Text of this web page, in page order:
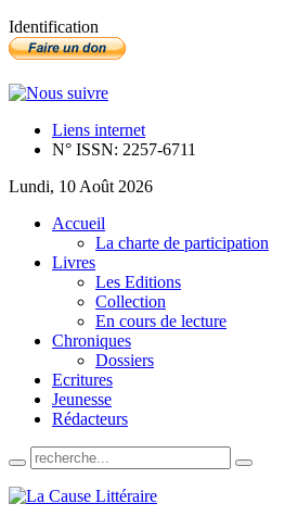
Identification
Liens internet
N° ISSN: 2257-6711
Lundi, 10 Août 2026
Accueil
La charte de participation
Livres
Les Editions
Collection
En cours de lecture
Chroniques
Dossiers
Ecritures
Jeunesse
Rédacteurs